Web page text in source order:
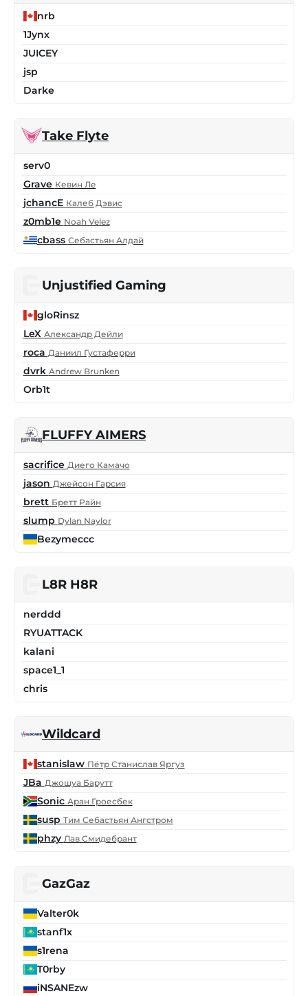
nrb
1Jynx
JUICEY
jsp
Darke
Take Flyte
serv0
Grave Кевин Ле
jchancE Калеб Дэвис
z0mb1e Noah Velez
cbass Себастьян Алдай
Unjustified Gaming
gloRinsz
LeX Александр Дейли
roca Даниил Густаферри
dvrk Andrew Brunken
Orb1t
FLUFFY AIMERS
sacrifice Диего Камачо
jason Джейсон Гарсия
brett Бретт Райн
slump Dylan Naylor
Bezymeccc
L8R H8R
nerddd
RYUATTACK
kalani
space1_1
chris
Wildcard
stanislaw Пётр Станислав Яргуз
JBa Джошуа Барутт
Sonic Аран Гроесбек
susp Тим Себастьян Ангстром
phzy Лав Смидебрант
GazGaz
Valter0k
stanf1x
s1rena
T0rby
iNSANEzw